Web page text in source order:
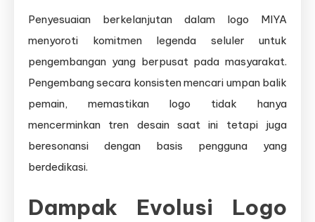
Penyesuaian berkelanjutan dalam logo MIYA
menyoroti komitmen legenda seluler untuk
pengembangan yang berpusat pada masyarakat.
Pengembang secara konsisten mencari umpan balik
pemain, memastikan logo tidak hanya
mencerminkan tren desain saat ini tetapi juga
beresonansi dengan basis pengguna yang
berdedikasi.
Dampak Evolusi Logo